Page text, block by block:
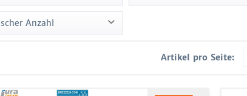
€bis3519,00 €
Anzahl
Artikel pro Seite: